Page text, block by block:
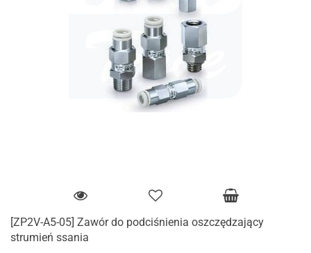
[ZP2V-A5-05] Zawór do podciśnienia oszczędzający
strumień ssania